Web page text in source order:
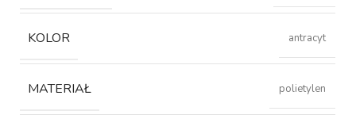
KOLOR antracyt
MATERIAŁ polietylen